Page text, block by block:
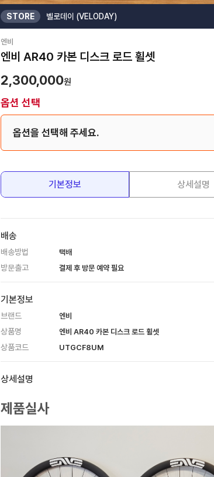
STORE 벨로데이 (VELODAY)
엔비
엔비 AR40 카본 디스크 로드 휠셋
2,300,000원
옵션 선택
옵션을 선택해 주세요.
기본정보 상세설명
배송
배송방법 택배
방문출고 결제 후 방문 예약 필요
기본정보
브랜드 엔비
상품명 엔비 AR40 카본 디스크 로드 휠셋
상품코드 UTGCF8UM
상세설명
제품실사